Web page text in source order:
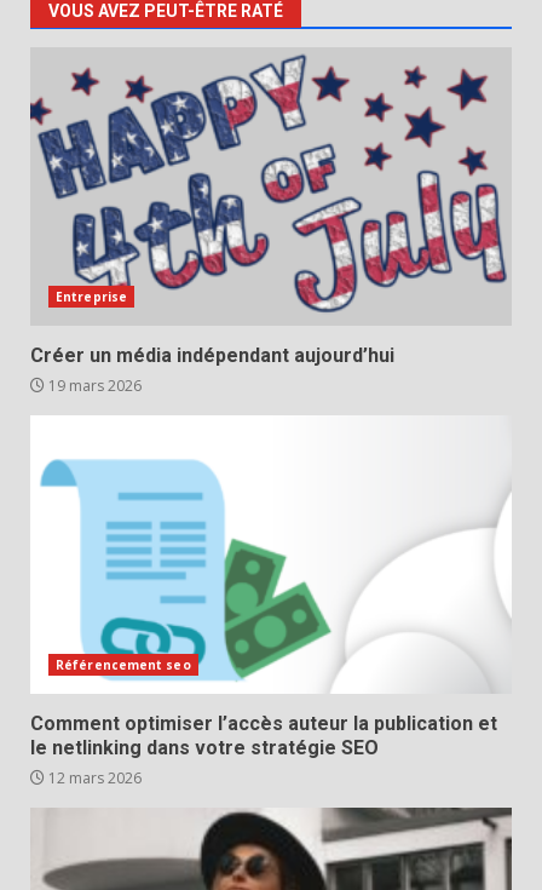
VOUS AVEZ PEUT-ÊTRE RATÉ
Entreprise
Créer un média indépendant aujourd’hui
19 mars 2026
Référencement seo
Comment optimiser l’accès auteur la publication et
le netlinking dans votre stratégie SEO
12 mars 2026